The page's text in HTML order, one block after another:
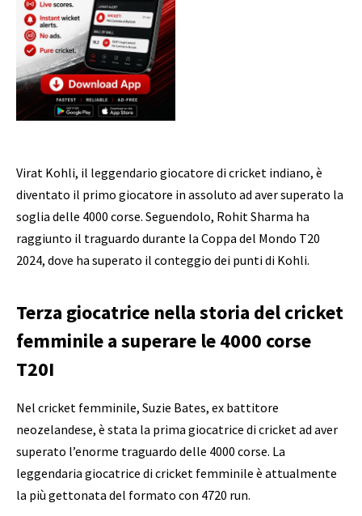
Virat Kohli, il leggendario giocatore di cricket indiano, è
diventato il primo giocatore in assoluto ad aver superato la
soglia delle 4000 corse. Seguendolo, Rohit Sharma ha
raggiunto il traguardo durante la Coppa del Mondo T20
2024, dove ha superato il conteggio dei punti di Kohli.
Terza giocatrice nella storia del cricket
femminile a superare le 4000 corse
T20I
Nel cricket femminile, Suzie Bates, ex battitore
neozelandese, è stata la prima giocatrice di cricket ad aver
superato l’enorme traguardo delle 4000 corse. La
leggendaria giocatrice di cricket femminile è attualmente
la più gettonata del formato con 4720 run.